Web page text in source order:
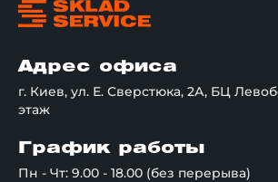
Адрес офиса
г. Киев, ул. Е. Сверстюка, 2А, БЦ
этаж
График работы
Пн - Чт: 9.00 - 18.00 (без перерыва)